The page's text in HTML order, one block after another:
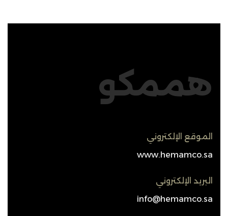
هممكو
الموقع الإلكتروني
www.hemamco.sa
البريد الإلكتروني
info@hemamco.sa